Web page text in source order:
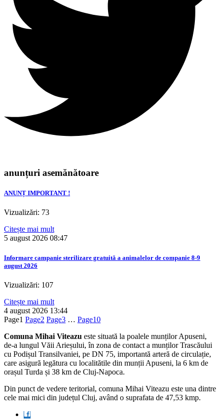
anunțuri asemănătoare
ANUNȚ IMPORTANT !
Vizualizări: 73
Citește mai mult
5 august 2026 08:47
Informare campanie sterilizare gratuită a animalelor de companie 8-9
august 2026
Vizualizări: 107
Citește mai mult
4 august 2026 13:44
Page1 Page2 Page3 … Page10
Comuna Mihai Viteazu este situată la poalele munților Apuseni,
de-a lungul Văii Arieșului, în zona de contact a munților Trascăului
cu Podișul Transilvaniei, pe DN 75, importantă arteră de circulație,
care asigură legătura cu localitătile din munții Apuseni, la 6 km de
orașul Turda și 38 km de Cluj-Napoca.
Din punct de vedere teritorial, comuna Mihai Viteazu este una dintre
cele mai mici din județul Cluj, având o suprafata de 47,53 kmp.